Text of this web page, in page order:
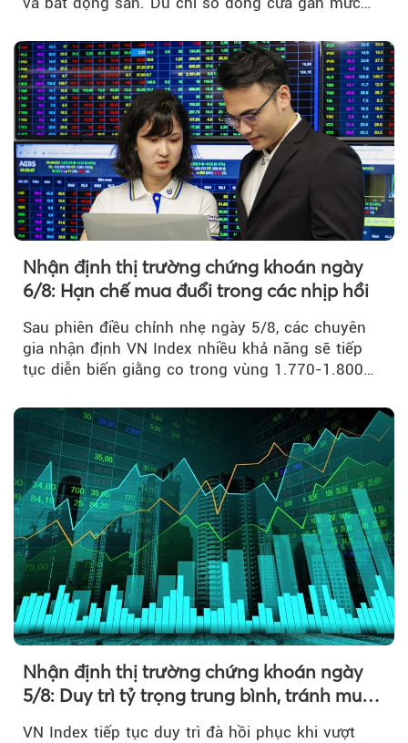
Nhận định thị trường chứng khoán ngày
6/8: Hạn chế mua đuổi trong các nhịp hồi
Sau phiên điều chỉnh nhẹ ngày 5/8, các chuyên
gia nhận định VN Index nhiều khả năng sẽ tiếp
tục diễn biến giằng co trong vùng 1.770-1.800
Nhận định thị trường chứng khoán ngày
5/8: Duy trì tỷ trọng trung bình, tránh mua
VN Index tiếp tục duy trì đà hồi phục khi vượt